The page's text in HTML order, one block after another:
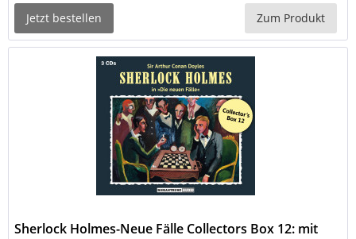
Jetzt bestellen
Zum Produkt
Sherlock Holmes-Neue Fälle Collectors Box 12: mit